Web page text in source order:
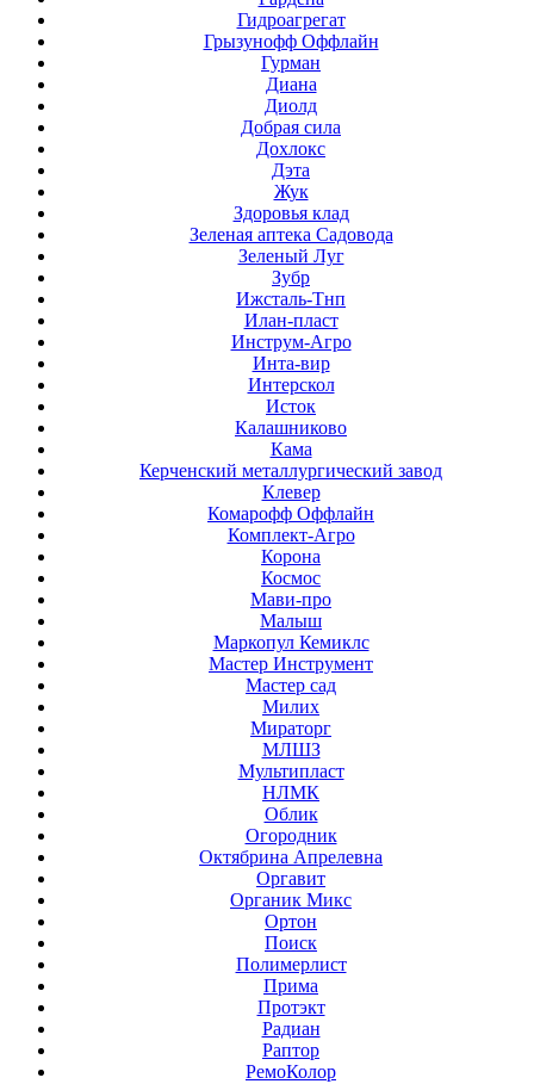
Гидроагрегат
Грызунофф Оффлайн
Гурман
Диана
Диолд
Добрая сила
Дохлокс
Дэта
Жук
Здоровья клад
Зеленая аптека Садовода
Зеленый Луг
Зубр
Ижсталь-Тнп
Илан-пласт
Инструм-Агро
Инта-вир
Интерскол
Исток
Калашниково
Кама
Керченский металлургический завод
Клевер
Комарофф Оффлайн
Комплект-Агро
Корона
Космос
Мави-про
Малыш
Маркопул Кемиклс
Мастер Инструмент
Мастер сад
Милих
Мираторг
МЛШЗ
Мультипласт
НЛМК
Облик
Огородник
Октябрина Апрелевна
Оргавит
Органик Микс
Ортон
Поиск
Полимерлист
Прима
Протэкт
Радиан
Раптор
РемоКолор